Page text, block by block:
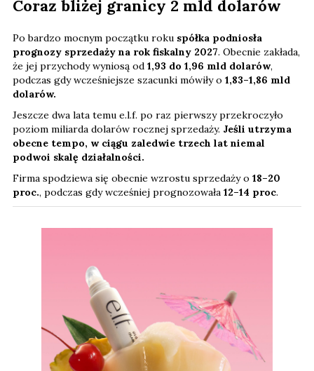
Coraz bliżej granicy 2 mld dolarów
Po bardzo mocnym początku roku spółka podniosła
prognozy sprzedaży na rok fiskalny 2027. Obecnie zakłada,
że jej przychody wyniosą od 1,93 do 1,96 mld dolarów,
podczas gdy wcześniejsze szacunki mówiły o 1,83–1,86 mld
dolarów.
Jeszcze dwa lata temu e.l.f. po raz pierwszy przekroczyło
poziom miliarda dolarów rocznej sprzedaży. Jeśli utrzyma
obecne tempo, w ciągu zaledwie trzech lat niemal
podwoi skalę działalności.
Firma spodziewa się obecnie wzrostu sprzedaży o 18–20
proc., podczas gdy wcześniej prognozowała 12–14 proc.